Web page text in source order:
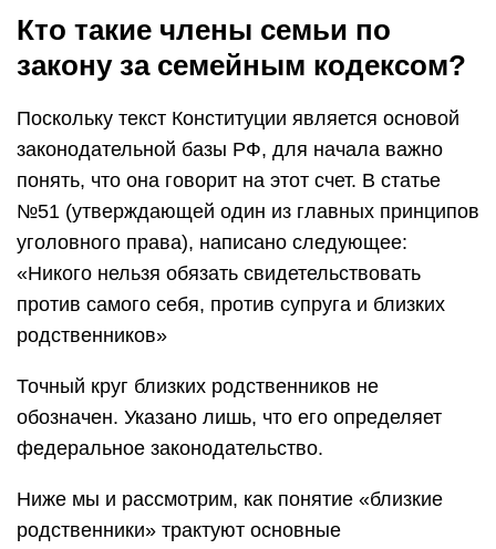
Кто такие члены семьи по
закону за семейным кодексом?
Поскольку текст Конституции является основой
законодательной базы РФ, для начала важно
понять, что она говорит на этот счет. В статье
№51 (утверждающей один из главных принципов
уголовного права), написано следующее:
«Никого нельзя обязать свидетельствовать
против самого себя, против супруга и близких
родственников»
Точный круг близких родственников не
обозначен. Указано лишь, что его определяет
федеральное законодательство.
Ниже мы и рассмотрим, как понятие «близкие
родственники» трактуют основные